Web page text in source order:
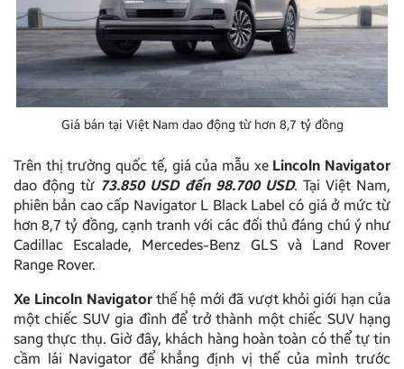
Giá bán tại Việt Nam dao động từ hơn 8,7 tỷ đồng
Trên thị trường quốc tế, giá của mẫu xe Lincoln Navigator
dao động từ 73.850 USD đến 98.700 USD. Tại Việt Nam,
phiên bản cao cấp Navigator L Black Label có giá ở mức từ
hơn 8,7 tỷ đồng, cạnh tranh với các đối thủ đáng chú ý như
Cadillac Escalade, Mercedes-Benz GLS và Land Rover
Range Rover.
Xe Lincoln Navigatorthế hệ mới đã vượt khỏi giới hạn của
một chiếc SUV gia đình để trở thành một chiếc SUV hạng
sang thực thụ. Giờ đây, khách hàng hoàn toàn có thể tự tin
cầm lái Navigator để khẳng định vị thế của mình trước